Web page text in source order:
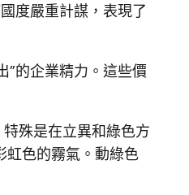
度嚴重計謀，表現了
”的企業精力。這些價
殊是在立異和綠色方
虹色的霧氣。動綠色